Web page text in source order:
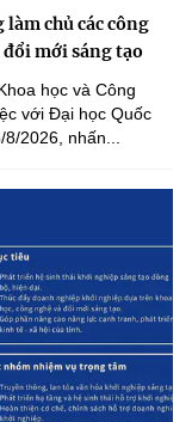
chủ các công
mới sáng tạo
học và Công
với Đại học Quốc
2026, nhấn...